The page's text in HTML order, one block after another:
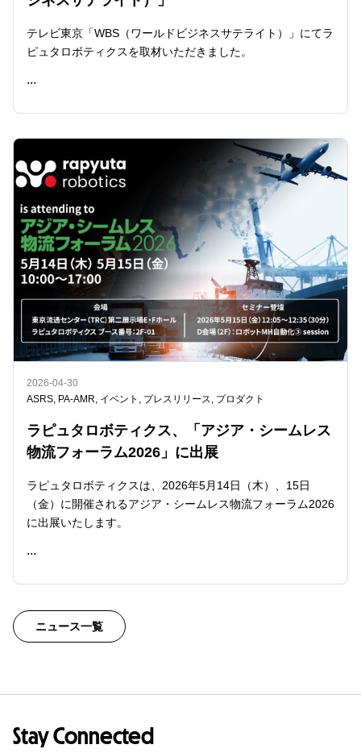
テレビ東京「WBS（ワールドビジネスサテライト）」にてラ
ピュタロボティクスを取材いただきました。
...
READ ME
2026-04-30
ASRS, PA-AMR, イベント , プレスリリース, プロダクト
ラピュタロボティクス、「アジア・シームレス
物流フォーラム2026」に出展
ラピュタロボティクスは、2026年5月14日（木）、15日
（金）に開催されるアジア・シームレス物流フォーラム2026
に出展いたします。
...
READ ME
ニュース一覧
Stay Connected